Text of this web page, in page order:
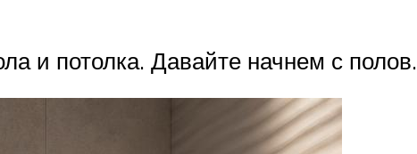
и потолка. Давайте начнем с полов.